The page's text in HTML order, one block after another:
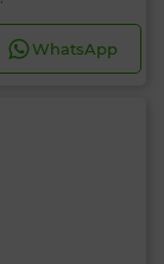
WhatsApp